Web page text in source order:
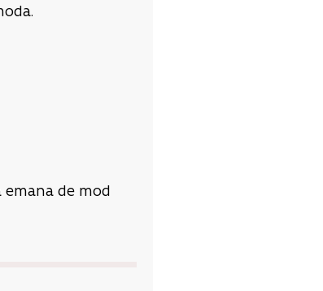
emana de mod